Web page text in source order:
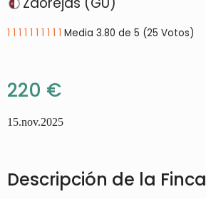
1 1 1 1 1 1 1 1 1 1 Media 3.80 de 5 (25 Votos)
220 €
15.nov.2025
Descripción de la Finca